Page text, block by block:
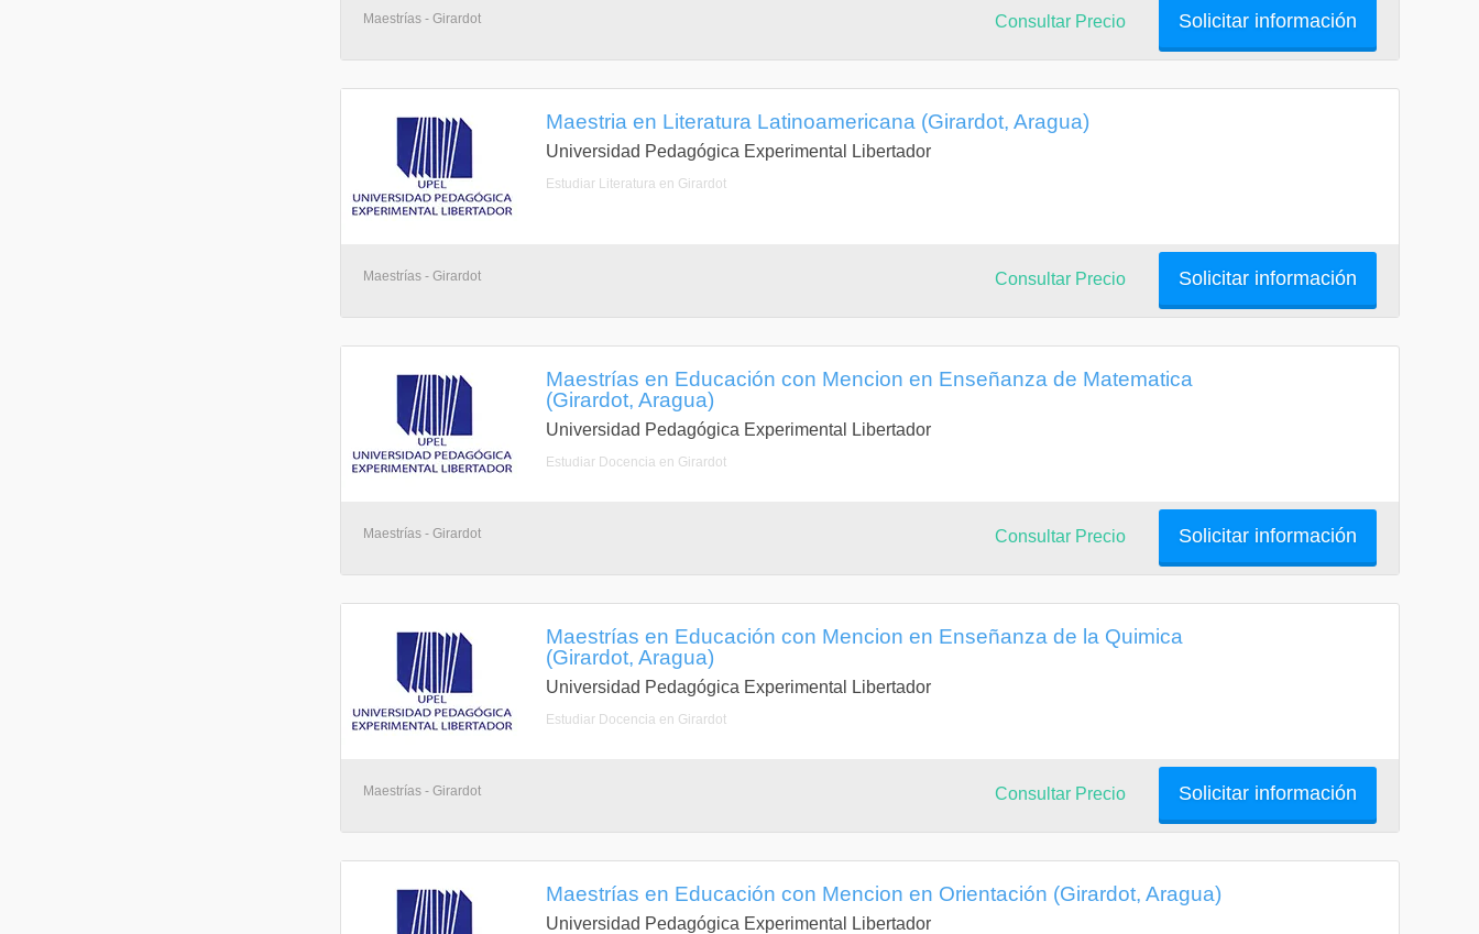
Maestrías - Girardot Solicitar información
Consultar Precio
Maestria en Literatura Latinoamericana (Girardot, Aragua)
Universidad Pedagógica Experimental Libertador
Estudiar Literatura en Girardot
Maestrías - Girardot Solicitar información
Consultar Precio
Maestrías en Educación con Mencion en Enseñanza de Matematica
(Girardot, Aragua)
Universidad Pedagógica Experimental Libertador
Estudiar Docencia en Girardot
Maestrías - Girardot Solicitar información
Consultar Precio
Maestrías en Educación con Mencion en Enseñanza de la Quimica
(Girardot, Aragua)
Universidad Pedagógica Experimental Libertador
Estudiar Docencia en Girardot
Maestrías - Girardot Solicitar información
Consultar Precio
Maestrías en Educación con Mencion en Orientación (Girardot, Aragua)
Universidad Pedagógica Experimental Libertador